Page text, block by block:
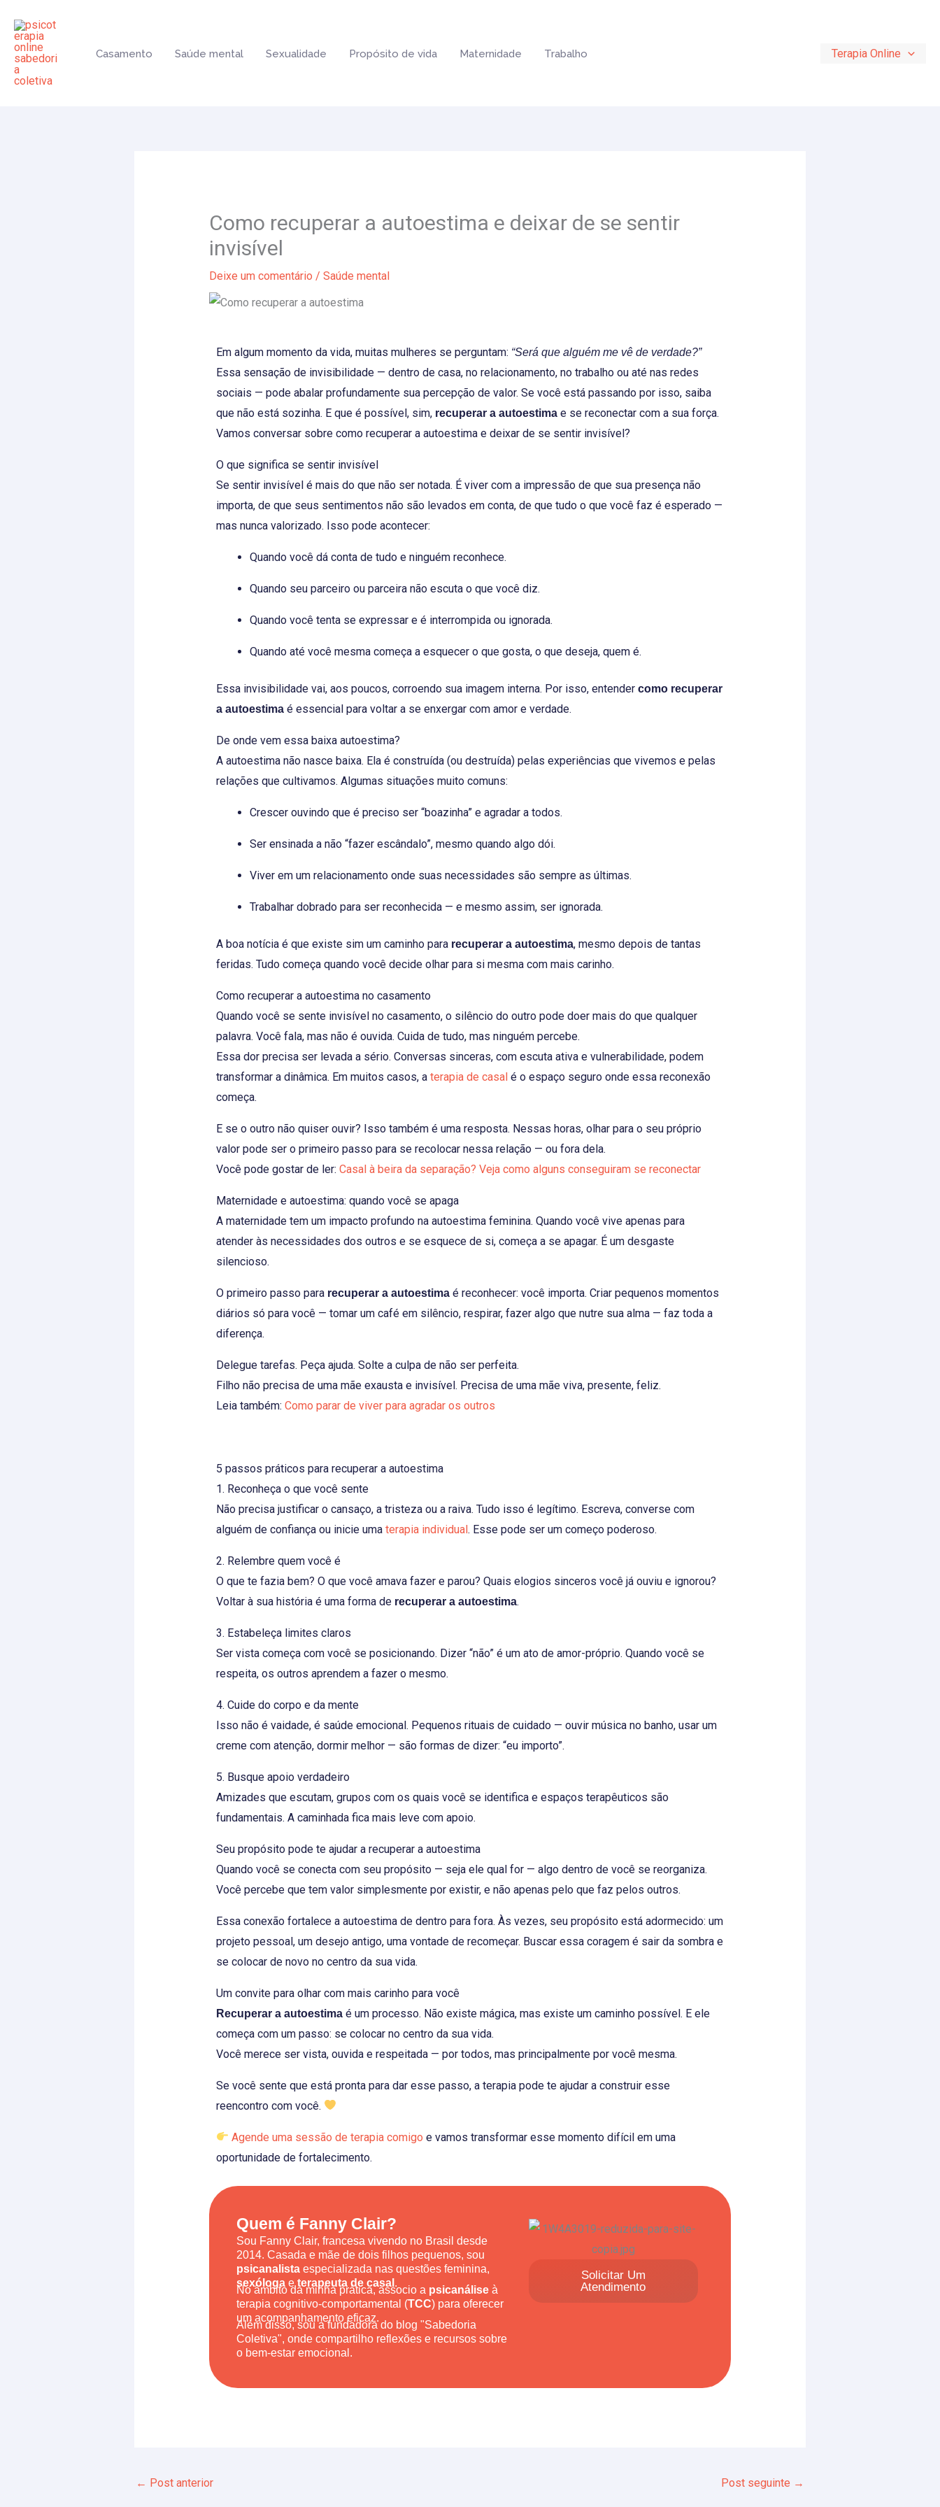
para
conteúdo
Casamento Saúde mental Sexualidade Propósito de vida Maternidade Trabalho Terapia Online
Como recuperar a autoestima e deixar de se sentir
invisível
Deixe um comentário / Saúde mental
Em algum momento da vida, muitas mulheres se perguntam: “Será que alguém me vê de verdade?”
Essa sensação de invisibilidade — dentro de casa, no relacionamento, no trabalho ou até nas redes
sociais — pode abalar profundamente sua percepção de valor. Se você está passando por isso, saiba
que não está sozinha. E que é possível, sim, recuperar a autoestimae se reconectar com a sua força.
Vamos conversar sobre como recuperar a autoestima e deixar de se sentir invisível?
O que significa se sentir invisível
Se sentir invisível é mais do que não ser notada. É viver com a impressão de que sua presença não
importa, de que seus sentimentos não são levados em conta, de que tudo o que você faz é esperado —
mas nunca valorizado. Isso pode acontecer:
Quando você dá conta de tudo e ninguém reconhece.
Quando seu parceiro ou parceira não escuta o que você diz.
Quando você tenta se expressar e é interrompida ou ignorada.
Quando até você mesma começa a esquecer o que gosta, o que deseja, quem é.
Essa invisibilidade vai, aos poucos, corroendo sua imagem interna. Por isso, entender como recuperar
a autoestimaé essencial para voltar a se enxergar com amor e verdade.
De onde vem essa baixa autoestima?
A autoestima não nasce baixa. Ela é construída (ou destruída) pelas experiências que vivemos e pelas
relações que cultivamos. Algumas situações muito comuns:
Crescer ouvindo que é preciso ser “boazinha” e agradar a todos.
Ser ensinada a não “fazer escândalo”, mesmo quando algo dói.
Viver em um relacionamento onde suas necessidades são sempre as últimas.
Trabalhar dobrado para ser reconhecida — e mesmo assim, ser ignorada.
A boa notícia é que existe sim um caminho para recuperar a autoestima, mesmo depois de tantas
feridas. Tudo começa quando você decide olhar para si mesma com mais carinho.
Como recuperar a autoestima no casamento
Quando você se sente invisível no casamento, o silêncio do outro pode doer mais do que qualquer
palavra. Você fala, mas não é ouvida. Cuida de tudo, mas ninguém percebe.
Essa dor precisa ser levada a sério. Conversas sinceras, com escuta ativa e vulnerabilidade, podem
transformar a dinâmica. Em muitos casos, a terapia de casalé o espaço seguro onde essa reconexão
começa.
E se o outro não quiser ouvir? Isso também é uma resposta. Nessas horas, olhar para o seu próprio
valor pode ser o primeiro passo para se recolocar nessa relação — ou fora dela.
Você pode gostar de ler: Casal à beira da separação? Veja como alguns conseguiram se reconectar
Maternidade e autoestima: quando você se apaga
A maternidade tem um impacto profundo na autoestima feminina. Quando você vive apenas para
atender às necessidades dos outros e se esquece de si, começa a se apagar. É um desgaste
silencioso.
O primeiro passo para recuperar a autoestimaé reconhecer: você importa. Criar pequenos momentos
diários só para você — tomar um café em silêncio, respirar, fazer algo que nutre sua alma — faz toda a
diferença.
Delegue tarefas. Peça ajuda. Solte a culpa de não ser perfeita.
Filho não precisa de uma mãe exausta e invisível. Precisa de uma mãe viva, presente, feliz.
Leia também: Como parar de viver para agradar os outros
5 passos práticos para recuperar a autoestima
1. Reconheça o que você sente
Não precisa justificar o cansaço, a tristeza ou a raiva. Tudo isso é legítimo. Escreva, converse com
alguém de confiança ou inicie uma terapia individual. Esse pode ser um começo poderoso.
2. Relembre quem você é
O que te fazia bem? O que você amava fazer e parou? Quais elogios sinceros você já ouviu e ignorou?
Voltar à sua história é uma forma de recuperar a autoestima.
3. Estabeleça limites claros
Ser vista começa com você se posicionando. Dizer “não” é um ato de amor-próprio. Quando você se
respeita, os outros aprendem a fazer o mesmo.
4. Cuide do corpo e da mente
Isso não é vaidade, é saúde emocional. Pequenos rituais de cuidado — ouvir música no banho, usar um
creme com atenção, dormir melhor — são formas de dizer: “eu importo”.
5. Busque apoio verdadeiro
Amizades que escutam, grupos com os quais você se identifica e espaços terapêuticos são
fundamentais. A caminhada fica mais leve com apoio.
Seu propósito pode te ajudar a recuperar a autoestima
Quando você se conecta com seu propósito — seja ele qual for — algo dentro de você se reorganiza.
Você percebe que tem valor simplesmente por existir, e não apenas pelo que faz pelos outros.
Essa conexão fortalece a autoestima de dentro para fora. Às vezes, seu propósito está adormecido: um
projeto pessoal, um desejo antigo, uma vontade de recomeçar. Buscar essa coragem é sair da sombra e
se colocar de novo no centro da sua vida.
Um convite para olhar com mais carinho para você
Recuperar a autoestimaé um processo. Não existe mágica, mas existe um caminho possível. E ele
começa com um passo: se colocar no centro da sua vida.
Você merece ser vista, ouvida e respeitada — por todos, mas principalmente por você mesma.
Se você sente que está pronta para dar esse passo, a terapia pode te ajudar a construir esse
reencontro com você.
Agende uma sessão de terapia comigo e vamos transformar esse momento difícil em uma
oportunidade de fortalecimento.
Quem é Fanny Clair?
Sou Fanny Clair, francesa vivendo no Brasil desde
2014. Casada e mãe de dois filhos pequenos, sou
psicanalistaespecializada nas questões feminina,
sexólogaeterapeuta de casal .
No âmbito da minha prática, associo a psicanáliseà
terapia cognitivo-comportamental (TCC) para oferecer
um acompanhamento eficaz.
Além disso, sou a fundadora do blog "Sabedoria
Coletiva", onde compartilho reflexões e recursos sobre
o bem-estar emocional.
Solicitar Um
Atendimento
← Post anterior Post seguinte →